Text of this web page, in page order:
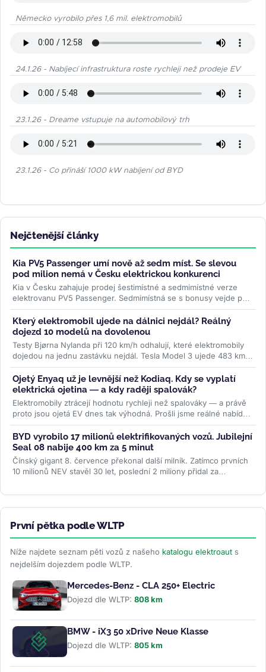
Německo vyrobilo přes 1,6 mil. elektromobilů
24.1.26 - Nabíjecí infrastruktura roste rychleji než prodeje EV
23.1.26 - Dreame vstupuje na automobilový trh
23.1.26 - Co přináší 1000 kW nabíjení od BYD
Nejčtenější články
Kia PV5 Passenger umí nově až sedm míst. Se slevou
pod milion nemá v Česku elektrickou konkurenci
Kia v Česku zahajuje prodej šestimístné a sedmimístné verze
elektrovanu PV5 Passenger. Sedmimístná se s bonusy vejde pod
milion korun —...>>
Který elektromobil ujede na dálnici nejdál? Reálný
dojezd 10 modelů na dovolenou
Testy Bjørna Nylanda při 120 km/h odhalují, které elektromobily
dojedou na jednu zastávku nejdál. Tesla Model 3 ujede 483 km,
některá SUV o...>>
Ojetý Enyaq už je levnější než Kodiaq. Kdy se vyplatí
elektrická ojetina — a kdy raději spalovák?
Elektromobily ztrácejí hodnotu rychleji než spalováky — a právě
proto jsou ojetá EV dnes tak výhodná. Prošli jsme reálné nabídky
na...>>
BYD vyrobilo 17 milionů elektrifikovaných vozů. Jubilejní
Seal 08 nabije 400 km za 5 minut
Čínský gigant 8. července překonal další milník. Zatímco prvních
10 milionů NEV stavěl 30 let, poslední 2 miliony přidal za
První pětka podle WLTP
Níže najdete seznam pěti vozů z našeho katalogu elektroaut s
nejdelším dojezdem podle WLTP.
Mercedes-Benz - CLA 250+ Electric
Dojezd dle WLTP: 808 km
BMW - iX3 50 xDrive Neue Klasse
Dojezd dle WLTP: 805 km